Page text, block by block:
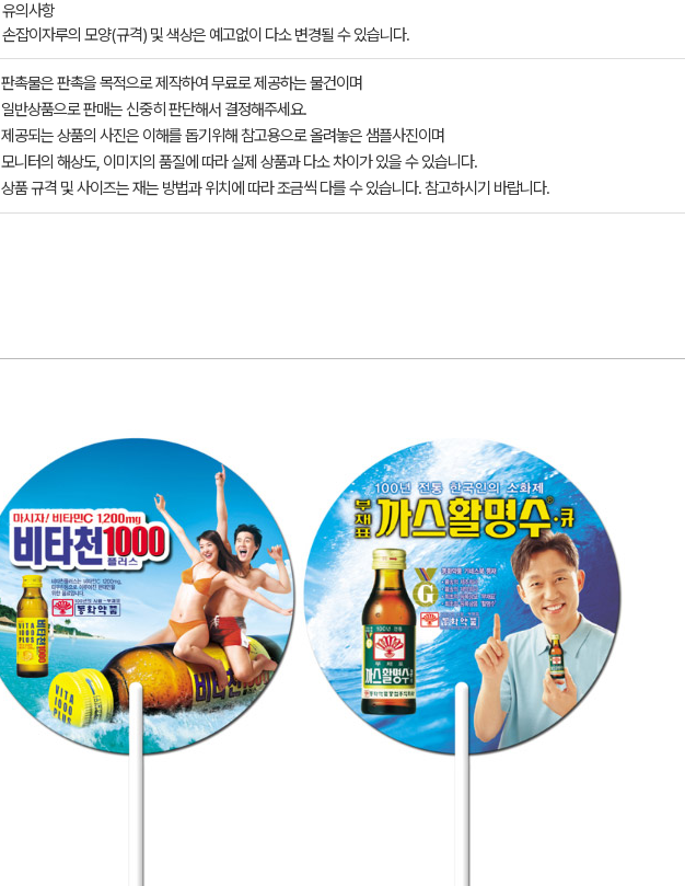
유의사항
손잡이자루의 모양(규격) 및 색상은 예고없이 다소 변경될 수 있습니다.
판촉물은 판촉을 목적으로 제작하여 무료로 제공하는 물건이며
일반상품으로 판매는 신중히 판단해서 결정해주세요.
제공되는 상품의 사진은 이해를 돕기위해 참고용으로 올려놓은 샘플사진이며
모니터의 해상도, 이미지의 품질에 따라 실제 상품과 다소 차이가 있을 수 있습니다.
상품 규격 및 사이즈는 재는 방법과 위치에 따라 조금씩 다를 수 있습니다. 참고하시기 바랍니다.